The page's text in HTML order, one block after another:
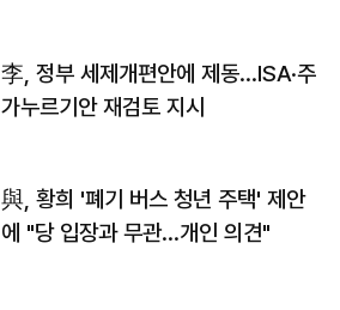
李, 정부 세제개편안에 제동…ISA·주
가누르기안 재검토 지시
與, 황희 '폐기 버스 청년 주택' 제안
에 "당 입장과 무관…개인 의견"